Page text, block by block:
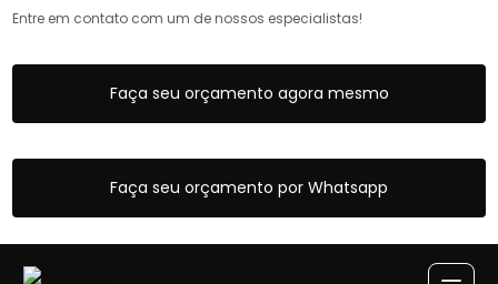
Entre em contato com um de nossos especialistas!
Faça seu orçamento agora mesmo
Faça seu orçamento por Whatsapp